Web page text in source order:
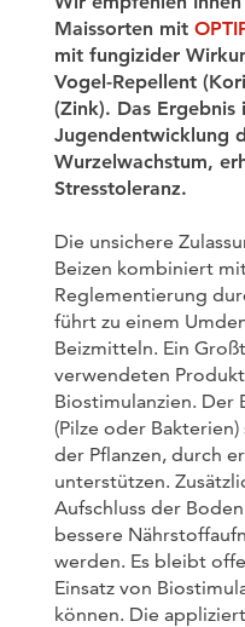
Maissorten mit
mit fungizider
Vogel-Repellent
(Zink). Das
Jugendentwicklung
Wurzelwachstum,
Stresstoleranz.
Die unsichere
Beizen kombiniert
Reglementierung
führt zu einem
Beizmitteln. Ein
verwendeten
Biostimulanzien. Der
(Pilze oder
der Pflanzen, durch
unterstützen.
Aufschluss der
bessere
werden. Es bleibt
Einsatz von
können. Die